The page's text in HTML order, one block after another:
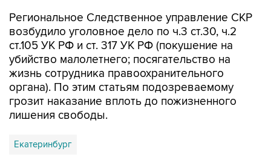
Региональное Следственное управление СКР
возбудило уголовное дело по ч.3 ст.30, ч.2
ст.105 УК РФ и ст. 317 УК РФ (покушение на
убийство малолетнего; посягательство на
жизнь сотрудника правоохранительного
органа). По этим статьям подозреваемому
грозит наказание вплоть до пожизненного
лишения свободы.
Екатеринбург